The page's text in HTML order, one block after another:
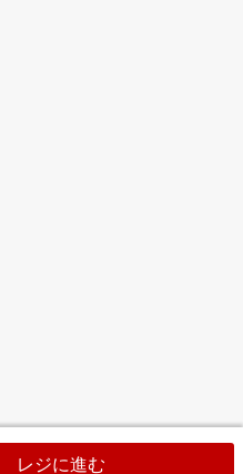
レジに進む